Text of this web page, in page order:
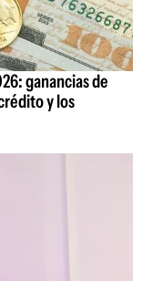
ganancias de
y los